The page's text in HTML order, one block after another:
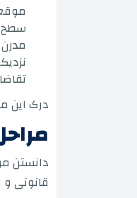
سطح
درک این
دانستن
قانونی